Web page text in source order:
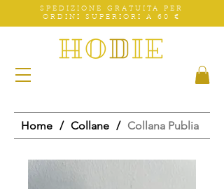
SPEDIZIONE GRATUITA PER
ORDINI SUPERIORI A 60 €
Home / Collane / Collana Publia